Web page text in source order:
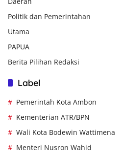
Politik dan Pemerintahan
Utama
PAPUA
Berita Pilihan Redaksi
Label
Pemerintah Kota Ambon
Kementerian ATR/BPN
Wali Kota Bodewin Wattimena
Menteri Nusron Wahid